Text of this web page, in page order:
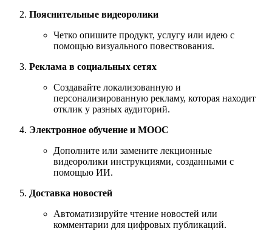
Пояснительные видеоролики
Четко опишите продукт, услугу или идею с
помощью визуального повествования.
Реклама в социальных сетях
Создавайте локализованную и
персонализированную рекламу, которая находит
отклик у разных аудиторий.
Электронное обучение и MOOC
Дополните или замените лекционные
видеоролики инструкциями, созданными с
помощью ИИ.
Доставка новостей
Автоматизируйте чтение новостей или
комментарии для цифровых публикаций.